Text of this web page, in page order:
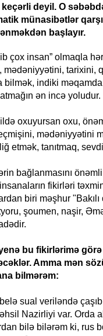
deyil. O
münasibətlər
başlayır.
çox insan” olmaqla
mədəniyyətini, tarixini,
bilmək, indiki məqamda
ən incə yoludur.
oxuyursan oxu,
mədəniyyətini
etmək, tanıtmaq,
bağlanmasını
insanaların fikirləri
biri məşhur "Bakılı
şoumen, naşir,
bu fikirlərimə
Amma mən
bilmərəm:
sual veriləndə çaşıb
Nazirliyi var. Orda
bilə bilərəm ki, rus